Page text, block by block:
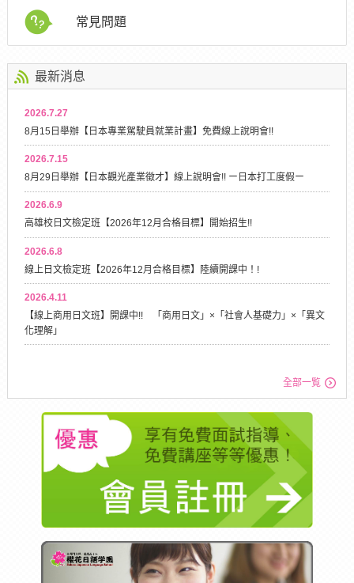
常見問題
最新消息
2026.7.27
8月15日舉辦【日本專業駕駛員就業計畫】免費線上說明會!!
2026.7.15
8月29日舉辦【日本觀光產業徵才】線上說明會!! ー日本打工度假ー
2026.6.9
高雄校日文檢定班【2026年12月合格目標】開始招生!!
2026.6.8
線上日文檢定班【2026年12月合格目標】陸續開課中！!
2026.4.11
【線上商用日文班】開課中!! 「商用日文」×「社會人基礎力」×「異文
化理解」
全部一覧